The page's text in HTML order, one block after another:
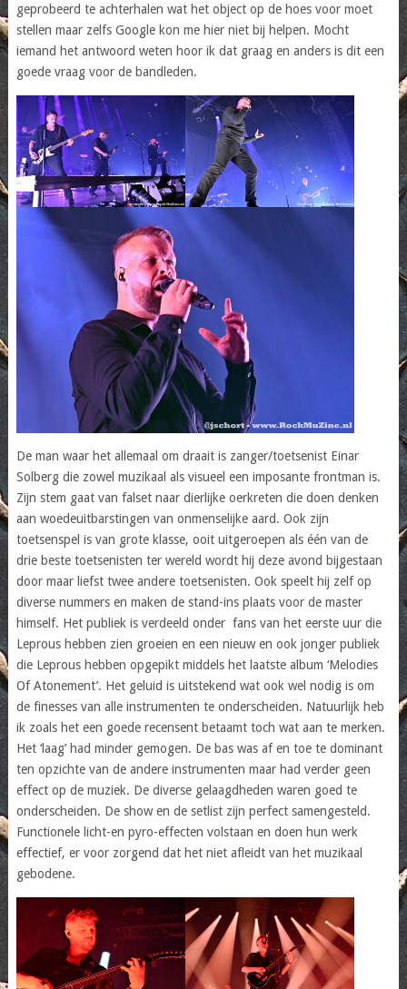
geprobeerd te achterhalen wat het object op de hoes voor moet
stellen maar zelfs Google kon me hier niet bij helpen. Mocht
iemand het antwoord weten hoor ik dat graag en anders is dit een
goede vraag voor de bandleden.
De man waar het allemaal om draait is zanger/toetsenist Einar
Solberg die zowel muzikaal als visueel een imposante frontman is.
Zijn stem gaat van falset naar dierlijke oerkreten die doen denken
aan woedeuitbarstingen van onmenselijke aard. Ook zijn
toetsenspel is van grote klasse, ooit uitgeroepen als één van de
drie beste toetsenisten ter wereld wordt hij deze avond bijgestaan
door maar liefst twee andere toetsenisten. Ook speelt hij zelf op
diverse nummers en maken de stand-ins plaats voor de master
himself. Het publiek is verdeeld onder fans van het eerste uur die
Leprous hebben zien groeien en een nieuw en ook jonger publiek
die Leprous hebben opgepikt middels het laatste album ‘Melodies
Of Atonement’. Het geluid is uitstekend wat ook wel nodig is om
de finesses van alle instrumenten te onderscheiden. Natuurlijk heb
ik zoals het een goede recensent betaamt toch wat aan te merken.
Het ‘laag’ had minder gemogen. De bas was af en toe te dominant
ten opzichte van de andere instrumenten maar had verder geen
effect op de muziek. De diverse gelaagdheden waren goed te
onderscheiden. De show en de setlist zijn perfect samengesteld.
Functionele licht-en pyro-effecten volstaan en doen hun werk
effectief, er voor zorgend dat het niet afleidt van het muzikaal
gebodene.